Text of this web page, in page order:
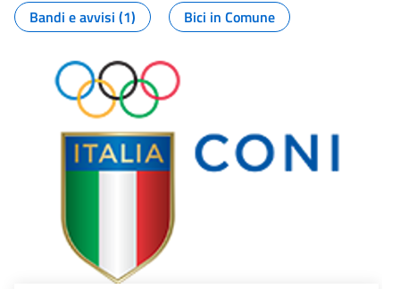
Bandi e avvisi (1)
Bici in Comune